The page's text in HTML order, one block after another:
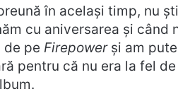
în același timp, nu
cu aniversarea și când
de pe Firepower și am
pentru că nu era la fel